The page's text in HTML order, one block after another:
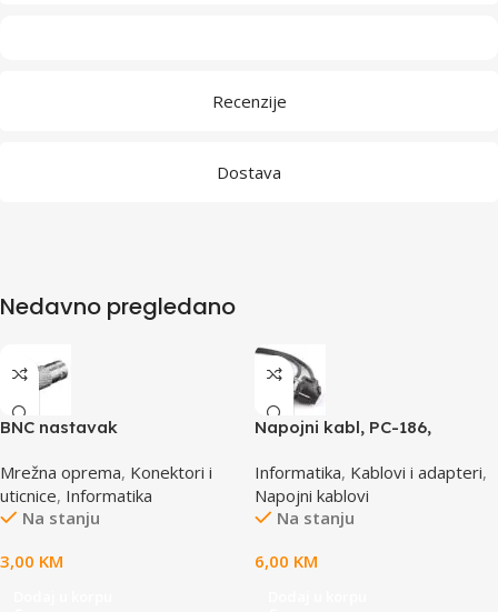
Recenzije
Dostava
Nedavno pregledano
BNC nastavak
Mrežna oprema, Konektori i
uticnice, Informatika
Na stanju
3,00 KM
Napojni kabl, PC-186,
Informatika, Kablovi i adapteri,
Napojni kablovi
Na stanju
6,00 KM